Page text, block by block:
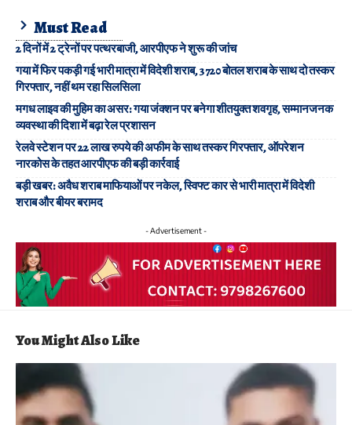
Must Read
2 दिनों में 2 ट्रेनों पर पत्थरबाजी, आरपीएफ ने शुरू की जांच
गया में फिर पकड़ी गई भारी मात्रा में विदेशी शराब, 3720 बोतल शराब के साथ दो तस्कर
गिरफ्तार, नहीं थम रहा सिलसिला
मगध लाइव की मुहिम का असर: गया जंक्शन पर बनेगा शीतयुक्त शवगृह, सम्मानजनक
व्यवस्था की दिशा में बढ़ा रेल प्रशासन
रेलवे स्टेशन पर 22 लाख रुपये की अफीम के साथ तस्कर गिरफ्तार, ऑपरेशन
नारकोस के तहत आरपीएफ की बड़ी कार्रवाई
बड़ी खबर: अवैध शराब माफियाओं पर नकेल, स्विफ्ट कार से भारी मात्रा में विदेशी
शराब और बीयर बरामद
- Advertisement -
You Might Also Like